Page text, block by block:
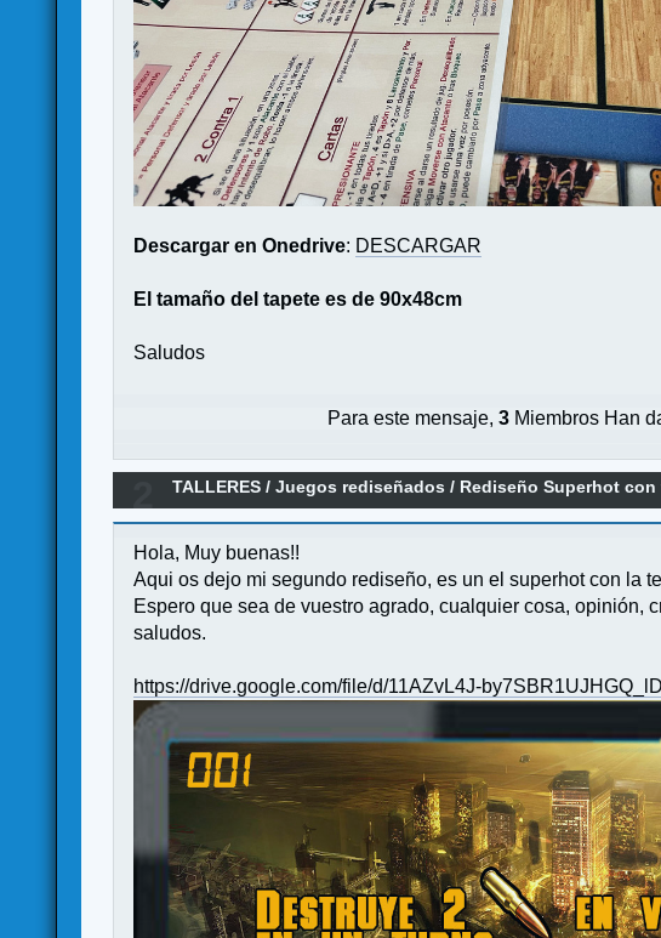
Descargar en Onedrive: DESCARGAR
El tamaño del tapete es de 90x48cm
Saludos
Para este mensaje,3 Miembros Han
TALLERES /Juegos rediseñados / Rediseño Superhot
Hola, Muy buenas!!
Aqui os dejo mi segundo rediseño, es un el superhot con la
Espero que sea de vuestro agrado, cualquier cosa, opinión,
saludos.
https://drive.google.com/file/d/11AZvL4J-